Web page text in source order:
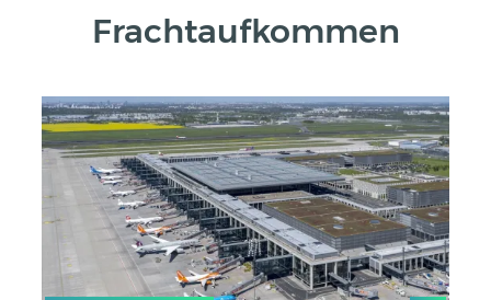
LUFTVERKEHR
MILITÄR
INDUSTRIE
HELIKOPTER
BERUFE
Frachtaufkommen